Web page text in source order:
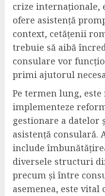
crize internaționale,
ofere asistență
context, cetățenii
trebuie să aibă
consulare vor
primi ajutorul
Pe termen lung, este
implementeze
gestionare a datelor
asistență consulară.
include
diversele structuri
precum și între
asemenea, este vital